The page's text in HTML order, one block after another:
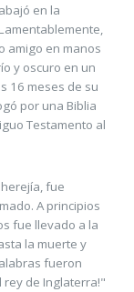
en la
amigo en manos
y oscuro en un
16 meses de su
por una Biblia
Testamento al
fue
A principios
fue llevado a la
la muerte y
fueron
rey de Inglaterra!"